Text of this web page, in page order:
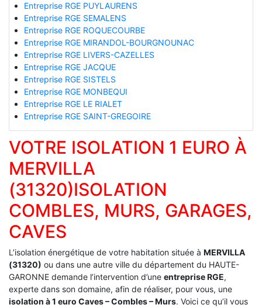
Entreprise RGE PUYLAURENS
Entreprise RGE SEMALENS
Entreprise RGE ROQUECOURBE
Entreprise RGE MIRANDOL-BOURGNOUNAC
Entreprise RGE LIVERS-CAZELLES
Entreprise RGE JACQUE
Entreprise RGE SISTELS
Entreprise RGE MONBEQUI
Entreprise RGE LE RIALET
Entreprise RGE SAINT-GREGOIRE
VOTRE ISOLATION 1 EURO À
MERVILLA
(31320)ISOLATION
COMBLES, MURS, GARAGES,
CAVES
L’isolation énergétique de votre habitation située à MERVILLA
(31320) ou dans une autre ville du département du HAUTE-
GARONNE demande l’intervention d’une entreprise RGE,
experte dans son domaine, afin de réaliser, pour vous, une
isolation à 1 euro Caves – Combles – Murs. Voici ce qu’il vous